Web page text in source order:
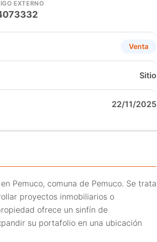
EXTERNO
Venta
Sitio
22/11/2025
Pemuco, comuna de Pemuco. Se trata
proyectos inmobiliarios o
ofrece un sinfín de
su portafolio en una ubicación